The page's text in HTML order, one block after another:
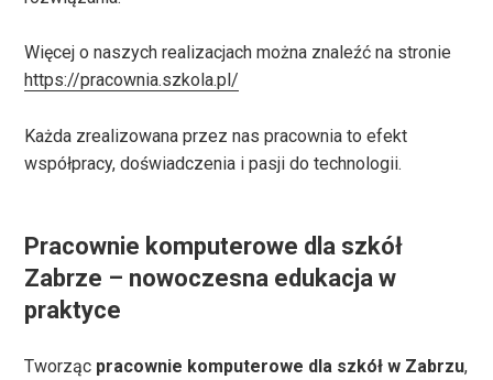
Więcej o naszych realizacjach można znaleźć na stronie
https://pracownia.szkola.pl/
Każda zrealizowana przez nas pracownia to efekt
współpracy, doświadczenia i pasji do technologii.
Pracownie komputerowe dla szkół
Zabrze – nowoczesna edukacja w
praktyce
Tworząc pracownie komputerowe dla szkół w Zabrzu,